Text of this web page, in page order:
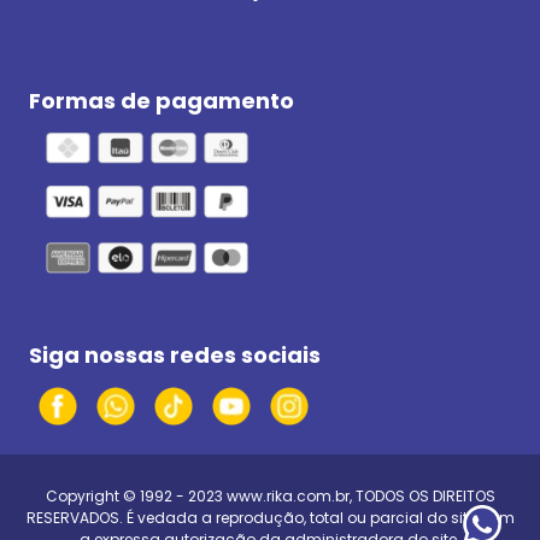
Formas de pagamento
Siga nossas redes sociais
Copyright © 1992 - 2023 www.rika.com.br, TODOS OS DIREITOS
RESERVADOS. É vedada a reprodução, total ou parcial do site, sem